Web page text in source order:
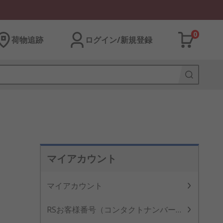
荷物追跡 ログイン/新規登録
0
マイアカウント
マイアカウント
RSお客様番号（コンタクトナンバー）登録